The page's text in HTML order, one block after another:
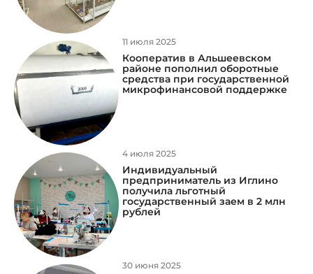
11 июля 2025
Кооператив в Альшеевском
районе пополнил оборотные
средства при государственной
микрофинансовой поддержке
4 июля 2025
Индивидуальный
предприниматель из Иглино
получила льготный
государственный заем в 2 млн
рублей
30 июня 2025